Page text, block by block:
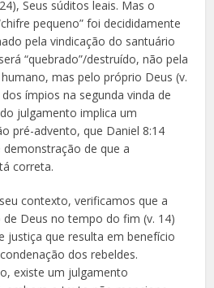
Seus súditos leais. Mas o
pequeno” foi decididamente
pela vindicação do santuário
“quebrado”/destruído, não pela
mas pelo próprio Deus (v.
ímpios na segunda vinda de
julgamento implica um
pré-advento, que Daniel 8:14
de que a
correta.
contexto, verificamos que a
Deus no tempo do fim (v. 14)
justiça que resulta em benefício
dos rebeldes.
existe um julgamento